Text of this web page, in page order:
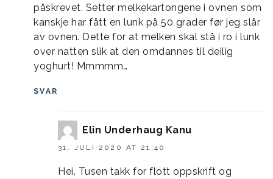
påskrevet. Setter melkekartongene i ovnen som
kanskje har fått en lunk på 50 grader før jeg slår
av ovnen. Dette for at melken skal stå i ro i lunk
over natten slik at den omdannes til deilig
yoghurt! Mmmmm…
SVAR
Elin Underhaug Kanu
31. JULI 2020 AT 21:40
Hei. Tusen takk for flott oppskrift og